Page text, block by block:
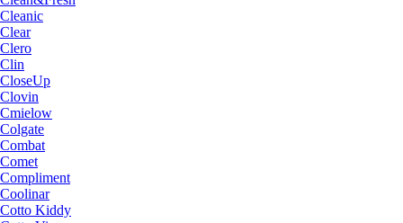
Cleanic
Clear
Clero
Clin
CloseUp
Clovin
Cmielow
Colgate
Combat
Comet
Compliment
Coolinar
Cotto Kiddy